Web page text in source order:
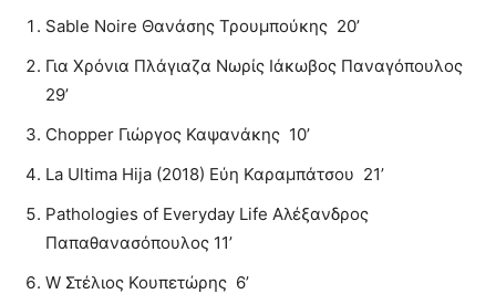
Sable Noire Θανάσης Τρουμπούκης 20’
Για Χρόνια Πλάγιαζα Νωρίς Ιάκωβος Παναγόπουλος
29’
Chopper Γιώργος Καψανάκης 10’
La Ultima Hija (2018) Εύη Καραμπάτσου 21’
Pathologies of Everyday Life Αλέξανδρος
Παπαθανασόπουλος 11’
W Στέλιος Κουπετώρης 6’